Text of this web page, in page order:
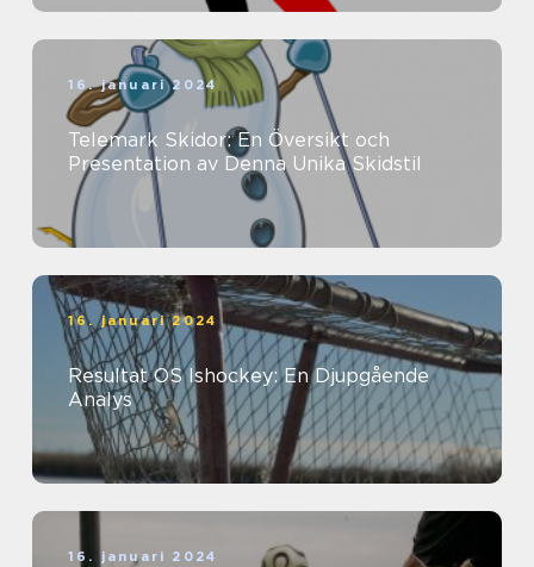
16. januari 2024
Telemark Skidor: En Översikt och
Presentation av Denna Unika Skidstil
16. januari 2024
Resultat OS Ishockey: En Djupgående
Analys
16. januari 2024